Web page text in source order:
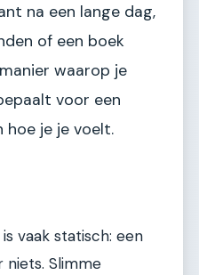
na een lange dag,
of een boek
waarop je
voor een
hoe je je voelt.
vaak statisch: een
Slimme